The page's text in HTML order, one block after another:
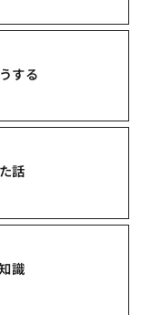
する
話
識